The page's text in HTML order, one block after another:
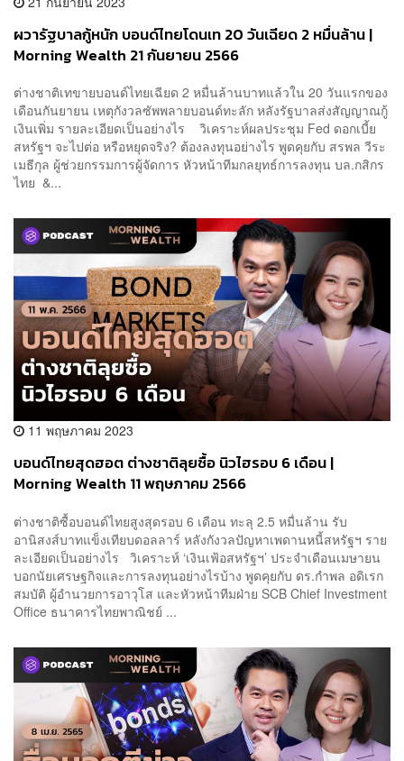
ผวารัฐบาลกู้หนัก บอนด์ไทยโดนเท 20 วันเฉียด 2 หมื่นล้าน |
Morning Wealth 21 กันยายน 2566
ต่างชาติเทขายบอนด์ไทยเฉียด 2 หมื่นล้านบาทแล้วใน 20 วันแรกของ
เดือนกันยายน เหตุกังวลซัพพลายบอนด์ทะลัก หลังรัฐบาลส่งสัญญาณกู้
เงินเพิ่ม รายละเอียดเป็นอย่างไร วิเคราะห์ผลประชุม Fed ดอกเบี้ย
สหรัฐฯ จะไปต่อ หรือหยุดจริง? ต้องลงทุนอย่างไร พูดคุยกับ สรพล วีระ
เมธีกุล ผู้ช่วยกรรมการผู้จัดการ หัวหน้าทีมกลยุทธ์การลงทุน บล.กสิกร
ไทย &...
11 พฤษภาคม 2023
บอนด์ไทยสุดฮอต ต่างชาติลุยซื้อ นิวไฮรอบ 6 เดือน |
Morning Wealth 11 พฤษภาคม 2566
ต่างชาติซื้อบอนด์ไทยสูงสุดรอบ 6 เดือน ทะลุ 2.5 หมื่นล้าน รับ
อานิสงส์บาทแข็งเทียบดอลลาร์ หลังกังวลปัญหาเพดานหนี้สหรัฐฯ ราย
ละเอียดเป็นอย่างไร วิเคราะห์ ‘เงินเฟ้อสหรัฐฯ’ ประจำเดือนเมษายน
บอกนัยเศรษฐกิจและการลงทุนอย่างไรบ้าง พูดคุยกับ ดร.กำพล อดิเรก
สมบัติ ผู้อำนวยการอาวุโส และหัวหน้าทีมฝ่าย SCB Chief Investment
Office ธนาคารไทยพาณิชย์ ...